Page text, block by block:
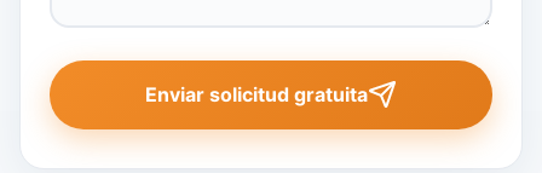
Enviar solicitud gratuita